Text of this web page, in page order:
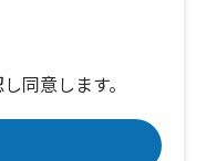
同意します。